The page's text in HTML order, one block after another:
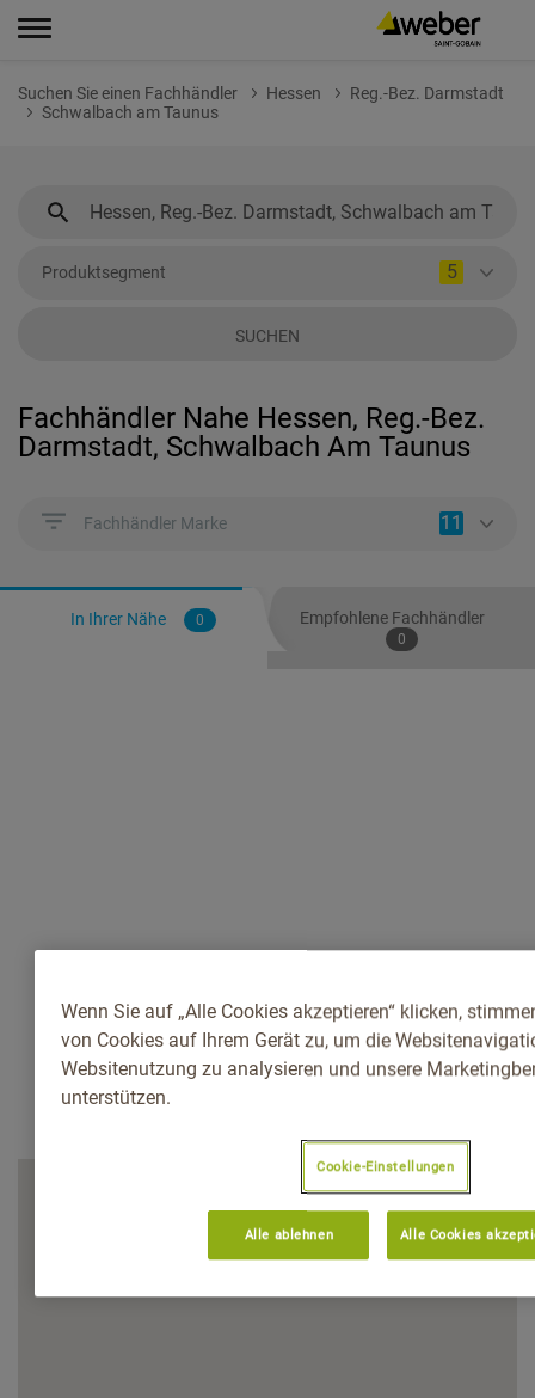
Suchen Sie einen Fachhändler Hessen
Reg.-Bez. Darmstadt
Schwalbach am Taunus
Produktsegment 5
SUCHEN
Fachhändler Nahe Hessen, Reg.-Bez.
Darmstadt, Schwalbach Am Taunus
Fachhändler Marke 11
In Ihrer Nähe 0 Empfohlene Fachhändler
0
Wenn Sie auf „Alle Cookies akzeptieren“ klicken,
von Cookies auf Ihrem Gerät zu, um die
Websitenutzung zu analysieren und unsere
unterstützen.
Cookie-Einstellungen
Alle ablehnen Alle Cookies